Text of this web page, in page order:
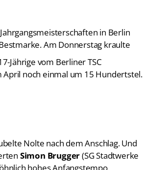
in Berlin
Am Donnerstag kraulte
Jährige vom Berliner TSC
noch einmal um 15 Hundertstel.
Nolte nach dem Anschlag. Und
Simon Brugger(SG Stadtwerke
hohes Anfangstempo